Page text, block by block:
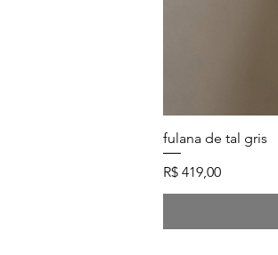
fulana de tal gris
Preço
R$ 419,00